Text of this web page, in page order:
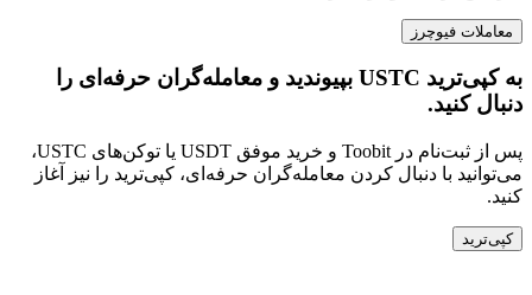
معاملات فیوچرز
به کپی‌ترید USTC بپیوندید و معامله‌گران حرفه‌ای را
دنبال کنید.
پس از ثبت‌نام در Toobit و خرید موفق USDT یا توکن‌های USTC،
می‌توانید با دنبال کردن معامله‌گران حرفه‌ای، کپی‌ترید را نیز آغاز
کنید.
کپی‌ترید